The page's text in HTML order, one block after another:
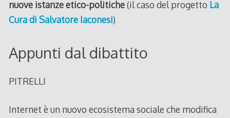
nuove istanze etico-politiche(il caso del progetto La
Cura di Salvatore Iaconesi)
Appunti dal dibattito
PITRELLI
Internet è un nuovo ecosistema sociale che modifica